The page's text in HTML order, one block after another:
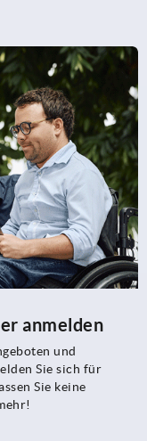
anmelden
und
Sie sich für
Sie keine